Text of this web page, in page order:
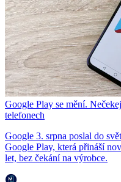
Google Play se mění.
telefonech
Google 3. srpna poslal do
Google Play, která přináší
let, bez čekání na výrobce.